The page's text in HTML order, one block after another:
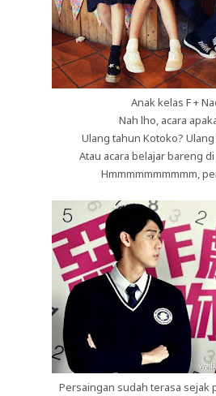
Anak kelas F +
Nah lho, acara
Ulang tahun Kotoko?
Atau acara belajar bareng
Hmmmmmmmmmm,
Persaingan sudah terasa sejak